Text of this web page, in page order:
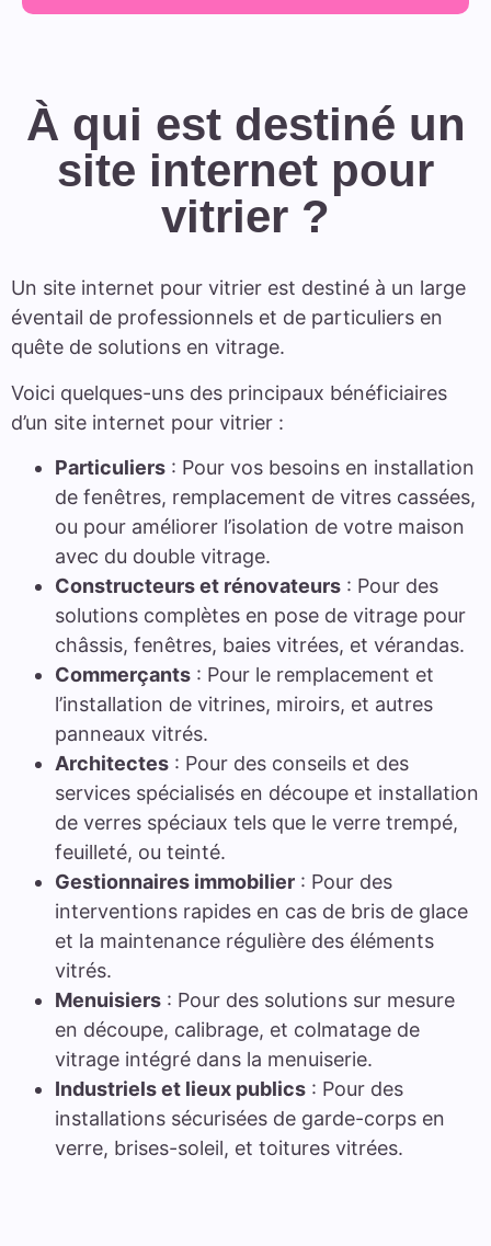
À qui est destiné un
site internet pour
vitrier ?
Un site internet pour vitrier est destiné à un large
éventail de professionnels et de particuliers en
quête de solutions en vitrage.
Voici quelques-uns des principaux bénéficiaires
d’un site internet pour vitrier :
Particuliers : Pour vos besoins en installation
de fenêtres, remplacement de vitres cassées,
ou pour améliorer l’isolation de votre maison
avec du double vitrage.
Constructeurs et rénovateurs : Pour des
solutions complètes en pose de vitrage pour
châssis, fenêtres, baies vitrées, et vérandas.
Commerçants : Pour le remplacement et
l’installation de vitrines, miroirs, et autres
panneaux vitrés.
Architectes : Pour des conseils et des
services spécialisés en découpe et installation
de verres spéciaux tels que le verre trempé,
feuilleté, ou teinté.
Gestionnaires immobilier : Pour des
interventions rapides en cas de bris de glace
et la maintenance régulière des éléments
vitrés.
Menuisiers : Pour des solutions sur mesure
en découpe, calibrage, et colmatage de
vitrage intégré dans la menuiserie.
Industriels et lieux publics : Pour des
installations sécurisées de garde-corps en
verre, brises-soleil, et toitures vitrées.